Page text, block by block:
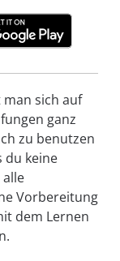
sich auf
ganz
zu benutzen
du keine
Vorbereitung
dem Lernen